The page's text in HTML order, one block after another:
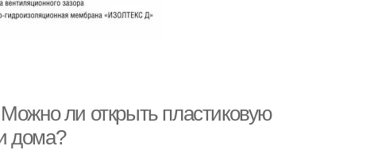
ли открыть пластиковую
дома?